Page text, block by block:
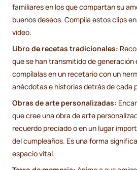
familiares en los que compartan su
buenos deseos. Compila estos clips
vídeo.
Libro de recetas tradicionales:
que se han transmitido de generación
compílalas en un recetario con un
anécdotas e historias detrás de cada
Obras de arte personalizadas:
que cree una obra de arte
recuerdo preciado o en un lugar
del cumpleaños. Es una forma
espacio vital.